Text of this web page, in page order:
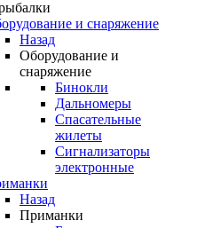
и снаряжение
Назад
Оборудование и
снаряжение
Бинокли
Дальномеры
Спасательные
жилеты
Сигнализаторы
электронные
Назад
Приманки